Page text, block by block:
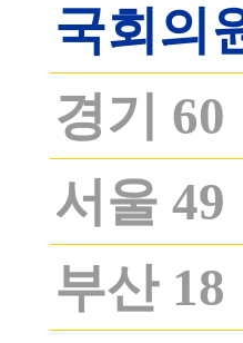
국회의
경기 60
서울 49
부산 18